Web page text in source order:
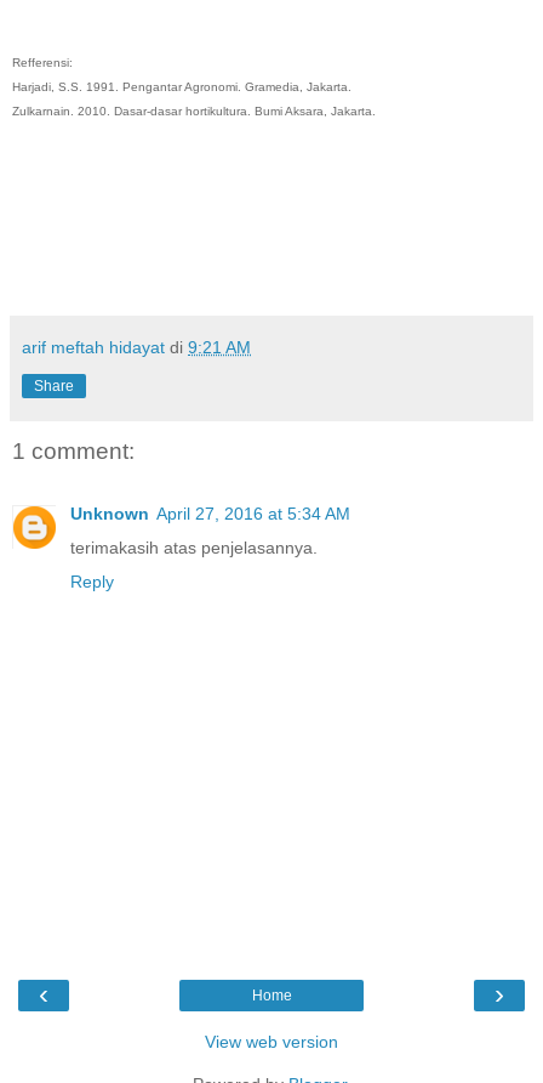
Refferensi:
Harjadi, S.S. 1991. Pengantar Agronomi. Gramedia, Jakarta.
Zulkarnain. 2010. Dasar-dasar hortikultura. Bumi Aksara, Jakarta.
arif meftah hidayat di 9:21 AM
Share
1 comment:
Unknown April 27, 2016 at 5:34 AM
terimakasih atas penjelasannya.
Reply
‹ ›
Home
View web version